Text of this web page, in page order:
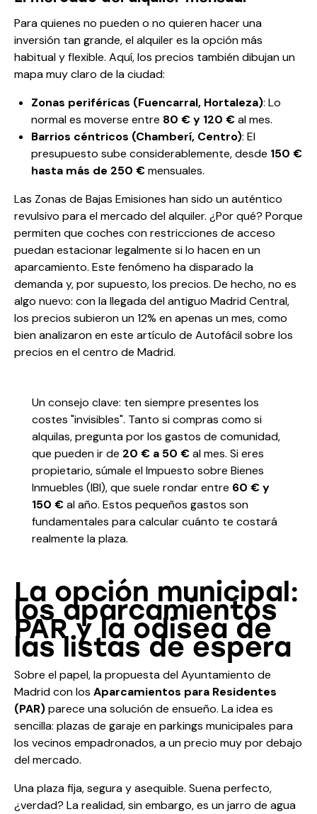
Para quienes no pueden o no quieren hacer una
inversión tan grande, el alquiler es la opción más
habitual y flexible. Aquí, los precios también dibujan un
mapa muy claro de la ciudad:
Zonas periféricas (Fuencarral, Hortaleza): Lo
normal es moverse entre 80 € y 120 €al mes.
Barrios céntricos (Chamberí, Centro): El
presupuesto sube considerablemente, desde 150 €
hasta más de 250 €mensuales.
Las Zonas de Bajas Emisiones han sido un auténtico
revulsivo para el mercado del alquiler. ¿Por qué? Porque
permiten que coches con restricciones de acceso
puedan estacionar legalmente si lo hacen en un
aparcamiento. Este fenómeno ha disparado la
demanda y, por supuesto, los precios. De hecho, no es
algo nuevo: con la llegada del antiguo Madrid Central,
los precios subieron un 12% en apenas un mes, como
bien analizaron eneste artículo de Autofácil sobre los
precios en el centro de Madrid.
Un consejo clave: ten siempre presentes los
costes "invisibles". Tanto si compras como si
alquilas, pregunta por los gastos de comunidad,
que pueden ir de 20 € a 50 €al mes. Si eres
propietario, súmale el Impuesto sobre Bienes
Inmuebles (IBI), que suele rondar entre 60 € y
150 €al año. Estos pequeños gastos son
fundamentales para calcular cuánto te costará
realmente la plaza.
La opción municipal:
los aparcamientos
PAR y la odisea de
las listas de espera
Sobre el papel, la propuesta del Ayuntamiento de
Madrid con los Aparcamientos para Residentes
(PAR)parece una solución de ensueño. La idea es
sencilla: plazas de garaje en parkings municipales para
los vecinos empadronados, a un precio muy por debajo
del mercado.
Una plaza fija, segura y asequible. Suena perfecto,
¿verdad? La realidad, sin embargo, es un jarro de agua